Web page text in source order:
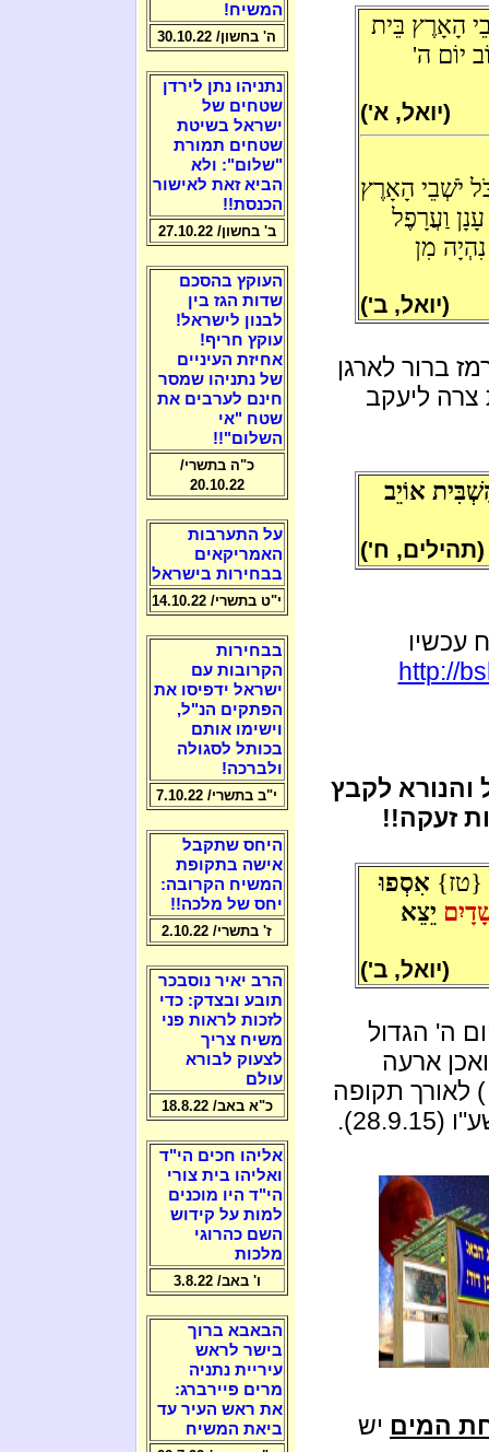
הָאָרֶץ בֵּית
יוֹם ה'
(יואל, א')
יֹשְׁבֵי הָאָרֶץ
וַעֲרָפֶל
מִן
(יואל, ב')
ברור לארגן
צרה ליעקב
אוֹיֵב
(תהילים, ח')
עכשיו
http://
והנורא לקבץ
זעקה!!
{טז} אִסְפוּ
יֵצֵא
(יואל, ב')
ה' הגדול
ארעה
) לאורך תקופה
המים יש
המשיח!
ה' בחשון/ 30.10.22
נתניהו נתן לירדן
שטחים של
ישראל בשיטת
שטחים תמורת
"שלום": ולא
הביא זאת לאישור
הכנסת!!
ב' בחשון/ 27.10.22
העוקץ בהסכם
שדות הגז בין
לבנון לישראל!
עוקץ חריף!
אחיזת העיניים
של נתניהו שמסר
חינם לערבים את
שטח "אי
השלום"!!
כ"ה בתשרי/
20.10.22
על התערבות
האמריקאים
בבחירות בישראל
י"ט בתשרי/ 14.10.22
בבחירות
הקרובות עם
ישראל ידפיסו את
הפתקים הנ"ל,
וישימו אותם
בכותל לסגולה
ולברכה!
י"ב בתשרי/ 7.10.22
היחס שתקבל
אישה בתקופת
המשיח הקרובה:
יחס של מלכה!!
ז' בתשרי/ 2.10.22
הרב יאיר נוסבכר
תובע ובצדק: כדי
לזכות לראות פני
משיח צריך
לצעוק לבורא
עולם
כ"א באב/ 18.8.22
אליהו חכים הי"ד
ואליהו בית צורי
הי"ד היו מוכנים
למות על קידוש
השם כהרוגי
מלכות
ו' באב/ 3.8.22
הבאבא ברוך
בישר לראש
עיריית נתניה
מרים פיירברג:
את ראש העיר עד
ביאת המשיח